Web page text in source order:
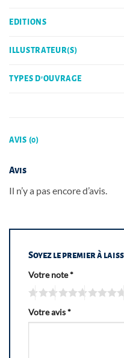
EDITIONS
ILLUSTRATEUR(S)
TYPES D'OUVRAGE
AVIS (0)
Avis
Il n’y a pas encore d’avis.
Soyez le premier à
Votre note*
Votre avis*